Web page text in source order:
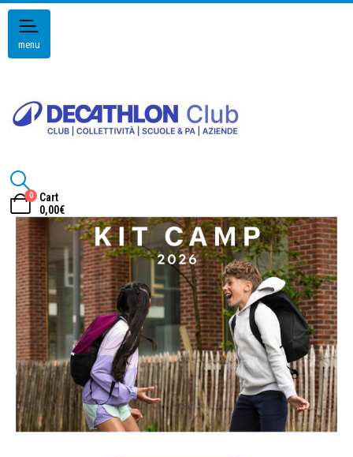
menu
0
Cart
0,00€